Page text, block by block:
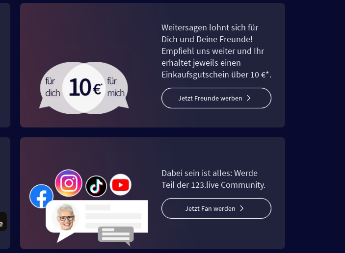
Weitersagen lohnt sich für
Dich und Deine Freunde!
Empfiehl uns weiter und Ihr
erhaltet jeweils einen
Einkaufsgutschein über 10 €*.
Jetzt Freunde werben
Dabei sein ist alles: Werde
Teil der 123.live Community.
Jetzt Fan werden